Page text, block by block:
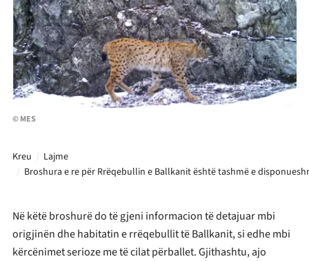
Kreu
Lajme
Broshura e re për Rrëqebullin e Ballkanit është tashmë e
© MES
Në këtë broshurë do të gjeni informacion të detajuar mbi
origjinën dhe habitatin e rrëqebullit të Ballkanit, si edhe mbi
kërcënimet serioze me të cilat përballet. Gjithashtu, ajo